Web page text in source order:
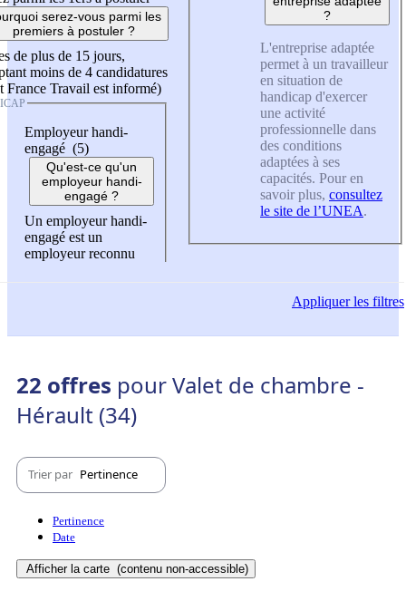
serez-vous parmi les
premiers à postuler ?
de plus de 15 jours,
moins de 4 candidatures
France Travail est informé)
Employeur handi-
engagé (5)
Qu'est-ce qu'un
employeur handi-
engagé ?
Un employeur handi-
engagé est un
employeur reconnu
?
L'entreprise adaptée
permet à un travailleur
en situation de
handicap d'exercer
une activité
professionnelle dans
des conditions
adaptées à ses
capacités. Pour en
savoir plus, consultez
le site de l’UNEA.
Appliquerles filtres
22 offres pour Valet de chambre -
Hérault (34)
Trier par Pertinence
Pertinence
Date
Afficher la carte (contenu non-accessible)